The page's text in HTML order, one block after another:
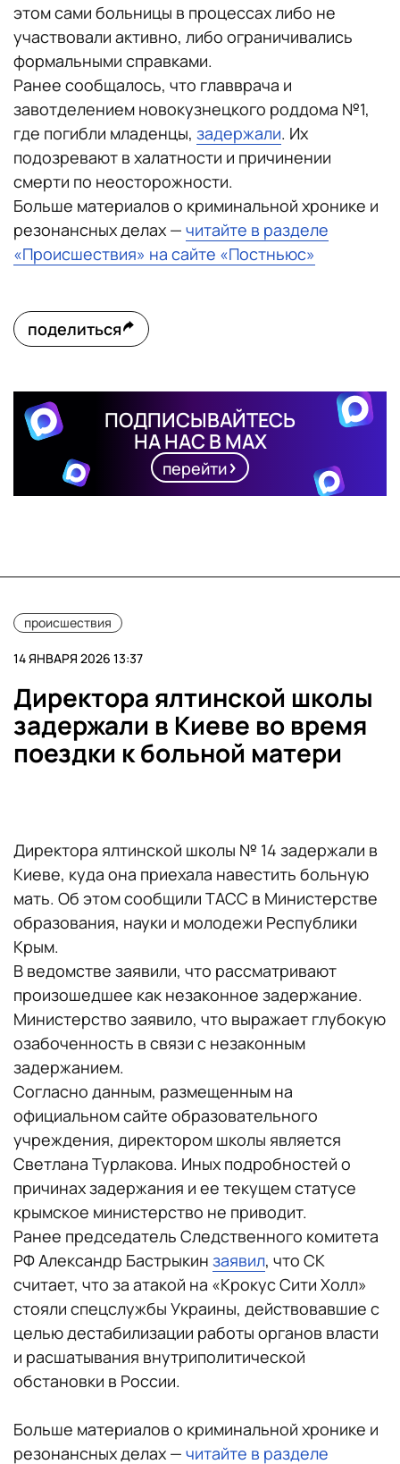
этом сами больницы в процессах либо не
участвовали активно, либо ограничивались
формальными справками.
Ранее сообщалось, что главврача и
завотделением новокузнецкого роддома №1,
где погибли младенцы, задержали. Их
подозревают в халатности и причинении
смерти по неосторожности.
Больше материалов о криминальной хронике и
резонансных делах — читайте в разделе
«Происшествия» на сайте «Постньюс»
поделиться
ПОДПИСЫВАЙТЕСЬ
НА НАС В MAX
перейти
происшествия
14 ЯНВАРЯ 2026 13:37
Директора ялтинской школы
задержали в Киеве во время
поездки к больной матери
Директора ялтинской школы № 14 задержали в
Киеве, куда она приехала навестить больную
мать. Об этом сообщили ТАСС в Министерстве
образования, науки и молодежи Республики
Крым.
В ведомстве заявили, что рассматривают
произошедшее как незаконное задержание.
Министерство заявило, что выражает глубокую
озабоченность в связи с незаконным
задержанием.
Согласно данным, размещенным на
официальном сайте образовательного
учреждения, директором школы является
Светлана Турлакова. Иных подробностей о
причинах задержания и ее текущем статусе
крымское министерство не приводит.
Ранее председатель Следственного комитета
РФ Александр Бастрыкин заявил, что СК
считает, что за атакой на «Крокус Сити Холл»
стояли спецслужбы Украины, действовавшие с
целью дестабилизации работы органов власти
и расшатывания внутриполитической
обстановки в России.
Больше материалов о криминальной хронике и
резонансных делах — читайте в разделе